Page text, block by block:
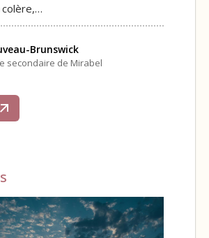
Brunswick
secondaire de Mirabel